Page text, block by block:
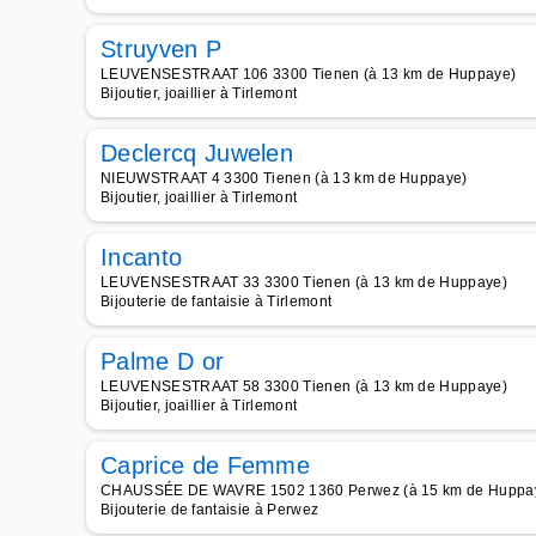
Struyven P
LEUVENSESTRAAT 106 3300 Tienen (à 13 km de Huppaye)
Bijoutier, joaillier à Tirlemont
Declercq Juwelen
NIEUWSTRAAT 4 3300 Tienen (à 13 km de Huppaye)
Bijoutier, joaillier à Tirlemont
Incanto
LEUVENSESTRAAT 33 3300 Tienen (à 13 km de Huppaye)
Bijouterie de fantaisie à Tirlemont
Palme D or
LEUVENSESTRAAT 58 3300 Tienen (à 13 km de Huppaye)
Bijoutier, joaillier à Tirlemont
Caprice de Femme
CHAUSSÉE DE WAVRE 1502 1360 Perwez (à 15 km de
Bijouterie de fantaisie à Perwez